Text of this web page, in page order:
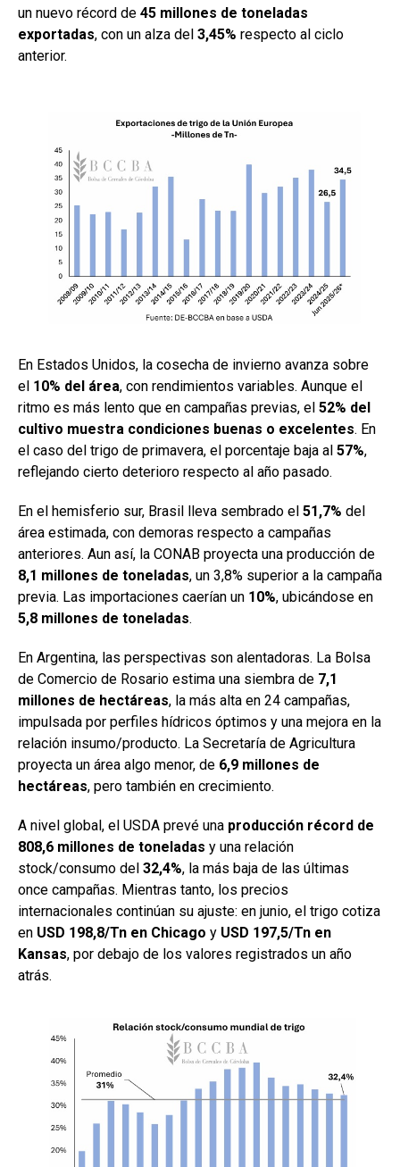
k
p
un nuevo récord de 45 millones de toneladas
exportadas, con un alza del 3,45% respecto al ciclo
anterior.
En Estados Unidos, la cosecha de invierno avanza sobre
el 10% del área, con rendimientos variables. Aunque el
ritmo es más lento que en campañas previas, el 52% del
cultivo muestra condiciones buenas o excelentes. En
el caso del trigo de primavera, el porcentaje baja al 57%,
reflejando cierto deterioro respecto al año pasado.
En el hemisferio sur, Brasil lleva sembrado el 51,7% del
área estimada, con demoras respecto a campañas
anteriores. Aun así, la CONAB proyecta una producción de
8,1 millones de toneladas, un 3,8% superior a la campaña
previa. Las importaciones caerían un 10%, ubicándose en
5,8 millones de toneladas.
En Argentina, las perspectivas son alentadoras. La Bolsa
de Comercio de Rosario estima una siembra de 7,1
millones de hectáreas, la más alta en 24 campañas,
impulsada por perfiles hídricos óptimos y una mejora en la
relación insumo/producto. La Secretaría de Agricultura
proyecta un área algo menor, de 6,9 millones de
hectáreas, pero también en crecimiento.
A nivel global, el USDA prevé una producción récord de
808,6 millones de toneladas y una relación
stock/consumo del 32,4%, la más baja de las últimas
once campañas. Mientras tanto, los precios
internacionales continúan su ajuste: en junio, el trigo cotiza
en USD 198,8/Tn en Chicago y USD 197,5/Tn en
Kansas, por debajo de los valores registrados un año
atrás.